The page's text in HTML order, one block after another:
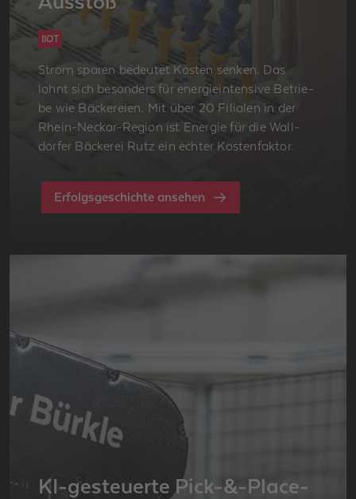
IIOT
Strom spa­ren be­deu­tet Kos­ten sen­ken. Das
lohnt sich be­son­ders für en­er­gie­in­ten­si­ve Be­trie­
be wie Bä­cke­rei­en. Mit über 20 Fi­lia­len in der
Rhein-Ne­ckar-Re­gi­on ist En­er­gie für die Wall­
dor­fer Bä­cke­rei Rutz ein ech­ter Kos­ten­fak­tor.
Erfolgsgeschichte ansehen
KI-ge­steu­er­te Pick-&-Place-